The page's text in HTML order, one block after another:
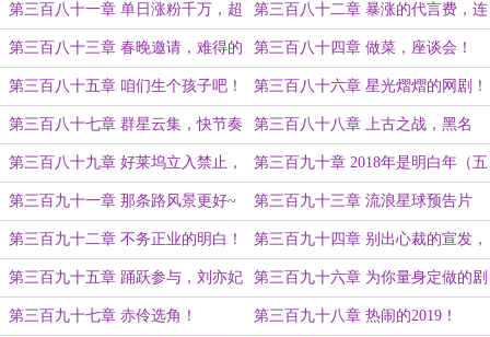
第三百八十一章 单日涨粉千万，超
一线！
第三百八十二章 暴涨的代言费，连
连受益！
第三百八十三章 春晚邀请，难得的
温馨时光！
第三百八十四章 做菜，座谈会！
第三百八十五章 咱们生个孩子吧！ 第三百八十六章 星光熠熠的网剧！
（一更）
第三百八十七章 群星云集，快节奏
的制作！（二更）
第三百八十八章 上古之战，黑名
单！（三更！）
第三百八十九章 好莱坞立入禁止，
比同龄人要强！（四更）
第三百九十章 2018年是明白年（五
更！）
第三百九十一章 那条路风景更好~ 第三百九十三章 流浪星球预告片
第三百九十二章 不务正业的明白！ 第三百九十四章 别出心裁的宣发，
给粉丝们发钱！
第三百九十五章 踊跃参与，刘亦妃
的客串
第三百九十六章 为你量身定做的剧
本！
第三百九十七章 赤伶选角！ 第三百九十八章 热闹的2019！